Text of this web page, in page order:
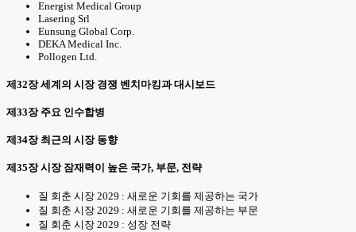
Energist Medical Group
Lasering Srl
Eunsung Global Corp.
DEKA Medical Inc.
Pollogen Ltd.
제32장 세계의 시장 경쟁 벤치마킹과 대시보드
제33장 주요 인수합병
제34장 최근의 시장 동향
제35장 시장 잠재력이 높은 국가, 부문, 전략
질 회춘 시장 2029 : 새로운 기회를 제공하는 국가
질 회춘 시장 2029 : 새로운 기회를 제공하는 부문
질 회춘 시장 2029 : 성장 전략